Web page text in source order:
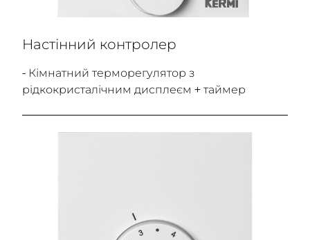
Настінний контролер
- Кімнатний терморегулятор з
рідкокристалічним дисплеєм + таймер